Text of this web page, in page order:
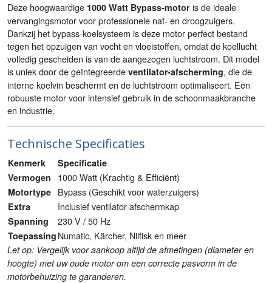
Deze hoogwaardige 1000 Watt Bypass-motor is de ideale
vervangingsmotor voor professionele nat- en droogzuigers.
Dankzij het bypass-koelsysteem is deze motor perfect bestand
tegen het opzuigen van vocht en vloeistoffen, omdat de koellucht
volledig gescheiden is van de aangezogen luchtstroom. Dit model
is uniek door de geïntegreerde ventilator-afscherming, die de
interne koelvin beschermt en de luchtstroom optimaliseert. Een
robuuste motor voor intensief gebruik in de schoonmaakbranche
en industrie.
Technische Specificaties
Kenmerk
Specificatie
Vermogen
1000 Watt (Krachtig & Efficiënt)
Motortype Bypass (Geschikt voor waterzuigers)
Extra Inclusief ventilator-afschermkap
Spanning 230 V / 50 Hz
Toepassing Numatic, Kärcher, Nilfisk en meer
Let op: Vergelijk voor aankoop altijd de afmetingen (diameter en
hoogte) met uw oude motor om een correcte pasvorm in de
motorbehuizing te garanderen.